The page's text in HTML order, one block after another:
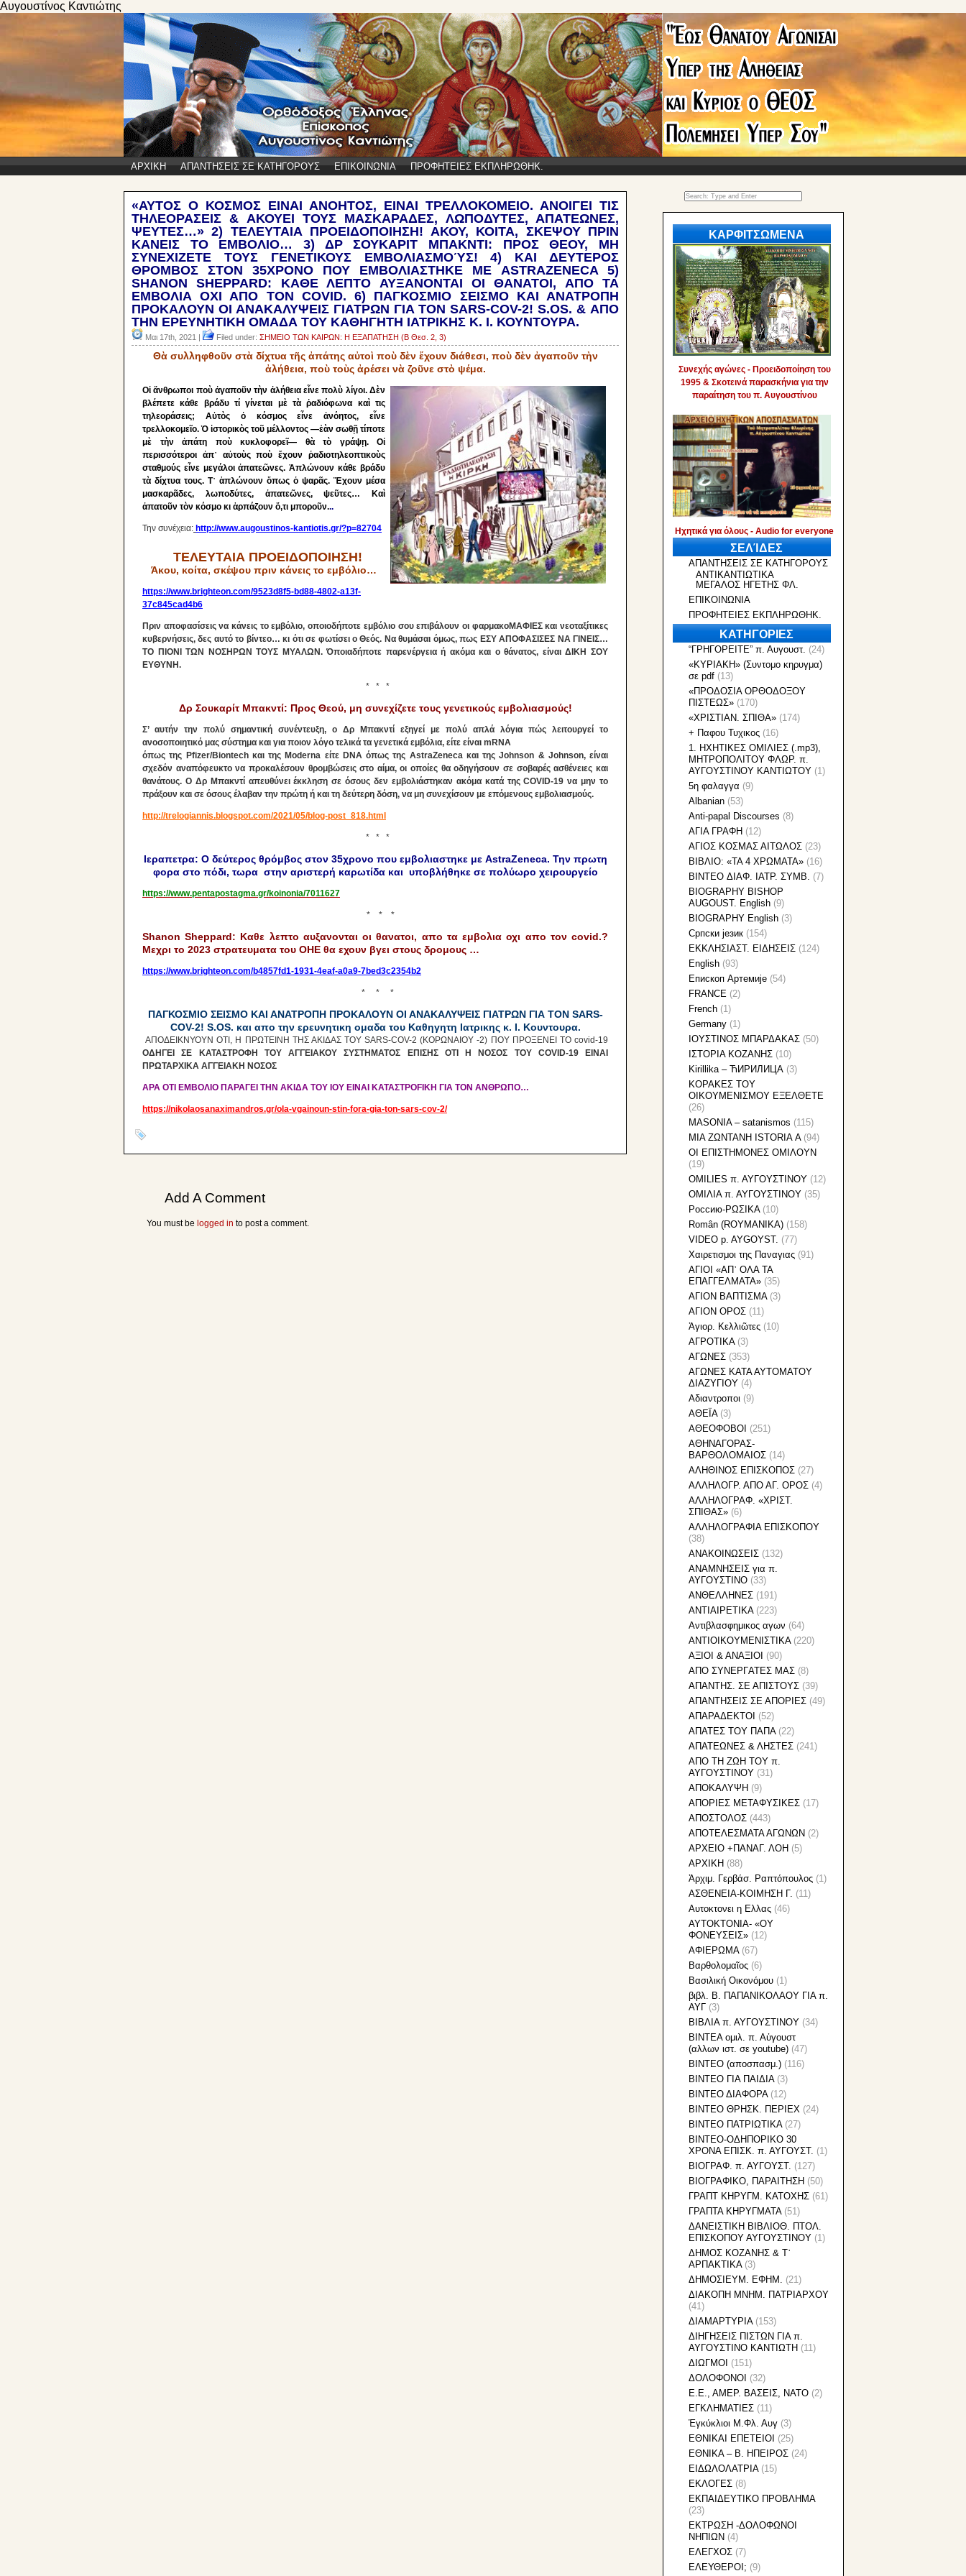
Αυγουστίνος Καντιώτης
ΑΡΧΙΚΗ ΑΠΑΝΤΗΣΕΙΣ ΣΕ ΚΑΤΗΓΟΡΟΥΣ ΕΠΙΚΟΙΝΩΝΙΑ ΠΡΟΦΗΤΕΙΕΣ ΕΚΠΛΗΡΩΘΗΚ.
ΚΑΡΦΙΤΣΩΜΕΝΑ
Συνεχής αγώνες - Προειδοποίηση του
1995 & Σκοτεινά παρασκήνια για την
παραίτηση του π. Αυγουστίνου
Ηχητικά για όλους - Audio for everyone
ΣΕΛΊΔΕΣ
ΑΠΑΝΤΗΣΕΙΣ ΣΕ ΚΑΤΗΓΟΡΟΥΣ
ΑΝΤΙΚΑΝΤΙΩΤΙΚΑ
ΜΕΓΑΛΟΣ ΗΓΕΤΗΣ ΦΛ.
ΕΠΙΚΟΙΝΩΝΙΑ
ΠΡΟΦΗΤΕΙΕΣ ΕΚΠΛΗΡΩΘΗΚ.
ΚΑΤΗΓΟΡΙΕΣ
“ΓΡΗΓΟΡΕΙΤΕ” π. Αυγουστ. (24)
«KΥΡΙΑΚΗ» (Συντομο κηρυγμα)
σε pdf (13)
«ΠΡΟΔΟΣΙΑ ΟΡΘΟΔΟΞΟΥ
ΠΙΣΤΕΩΣ» (170)
«ΧΡΙΣΤΙΑΝ. ΣΠΙΘΑ» (174)
+ Παφου Τυχικος (16)
1. HXHTIKEΣ ΟΜΙΛΙΕΣ (.mp3),
ΜΗΤΡΟΠΟΛΙΤΟΥ ΦΛΩΡ. π.
ΑΥΓΟΥΣΤΙΝΟΥ ΚΑΝΤΙΩΤΟΥ (1)
5η φαλαγγα (9)
Albanian (53)
Anti-papal Discourses (8)
AΓΙΑ ΓΡΑΦΗ (12)
AΓΙΟΣ ΚΟΣΜΑΣ ΑΙΤΩΛΟΣ (23)
BIBΛΙΟ: «ΤΑ 4 ΧΡΩΜΑΤΑ» (16)
BINTEO ΔΙΑΦ. ΙΑΤΡ. ΣΥΜΒ.
(7)
BIOGRAPHY BISHOP
AUGOUST. English (9)
BIOGRAPHY English (3)
Cрпски језик (154)
EKKΛΗΣΙΑΣΤ. ΕΙΔΗΣΕΙΣ (124)
English (93)
Eпископ Артемије (54)
FRANCE (2)
French (1)
Germany (1)
IOYΣΤΙΝΟΣ ΜΠΑΡΔΑΚΑΣ (50)
IΣTOPIA KOZANHΣ (10)
Kirillika – ЋИРИЛИЦА (3)
KOΡΑΚΕΣ ΤΟΥ
ΟΙΚΟΥΜΕΝΙΣΜΟΥ ΕΞΕΛΘΕΤΕ
(26)
MASONIA – satanismos (115)
MIA ZΩNTANH ISTORIA Α(94)
OI EΠIΣTHMONEΣ OMIΛOYN
(19)
OMILIES π. ΑΥΓΟΥΣΤΙΝΟΥ (12)
OMIΛΙΑ π. ΑΥΓΟΥΣΤΙΝΟΥ (35)
Pоссию-ΡΩΣΙΚΑ(10)
Român (ROYMANIKA) (158)
VIDEO p. AYGOYST. (77)
Xαιρετισμοι της Παναγιας (91)
ΑΓΙΟΙ «ΑΠ᾽ ΟΛΑ ΤΑ
ΕΠΑΓΓΕΛΜΑΤΑ» (35)
ΑΓΙΟΝ ΒΑΠΤΙΣΜΑ(3)
ΑΓΙΟΝ ΟΡΟΣ (11)
Ἁγιορ. Κελλιῶτες (10)
ΑΓΡΟΤΙΚΑ(3)
ΑΓΩΝΕΣ (353)
ΑΓΩΝΕΣ ΚΑΤΑ ΑΥΤΟΜΑΤΟΥ
ΔΙΑΖΥΓΙΟΥ (4)
Αδιαντροποι (9)
ΑΘΕΪΑ(3)
ΑΘΕΟΦΟΒΟΙ (251)
ΑΘΗΝΑΓΟΡΑΣ-
ΒΑΡΘΟΛΟΜΑΙΟΣ (14)
ΑΛΗΘΙΝΟΣ ΕΠΙΣΚΟΠΟΣ (27)
ΑΛΛΗΛΟΓΡ. ΑΠΟ ΑΓ. ΟΡΟΣ (4)
ΑΛΛΗΛΟΓΡΑΦ. «ΧΡΙΣΤ.
ΣΠΙΘΑΣ» (6)
ΑΛΛΗΛΟΓΡΑΦΙA ΕΠΙΣΚΟΠΟΥ
(38)
ΑΝΑΚΟΙΝΩΣΕΙΣ (132)
ΑΝΑΜΝΗΣΕΙΣ για π.
ΑΥΓΟΥΣΤΙΝΟ (33)
ΑΝΘΕΛΛΗΝΕΣ (191)
ΑΝΤΙΑΙΡΕΤΙΚΑ(223)
Αντιβλασφημικος αγων (64)
ΑΝΤΙΟΙΚΟΥΜΕΝΙΣΤΙΚΑ(220)
ΑΞΙΟΙ & ΑΝΑΞΙΟΙ (90)
ΑΠO ΣYNEΡΓATEΣ MAΣ (8)
ΑΠΑΝΤΗΣ. ΣΕ ΑΠΙΣΤΟΥΣ (39)
ΑΠΑΝΤΗΣΕΙΣ ΣΕ ΑΠΟΡΙΕΣ (49)
ΑΠΑΡΑΔΕΚΤΟΙ (52)
ΑΠΑΤΕΣ ΤΟΥ ΠΑΠΑ(22)
ΑΠΑΤΕΩΝΕΣ & ΛΗΣΤΕΣ (241)
ΑΠΟ ΤΗ ΖΩΗ ΤΟΥ π.
ΑΥΓΟΥΣΤΙΝΟΥ (31)
ΑΠΟΚΑΛΥΨΗ (9)
ΑΠΟΡΙΕΣ ΜΕΤΑΦΥΣΙΚΕΣ (17)
ΑΠΟΣΤΟΛΟΣ (443)
ΑΠΟΤΕΛΕΣΜΑΤΑ ΑΓΩΝΩΝ (2)
ΑΡΧΕΙΟ +ΠΑΝΑΓ. ΛΟΗ (5)
ΑΡΧΙΚΗ (88)
Ἀρχιμ. Γερβάσ. Ραπτόπουλος (1)
ΑΣΘΕΝΕΙΑ-ΚΟΙΜΗΣΗ Γ. (11)
Αυτοκτονει η Ελλας (46)
ΑΥΤΟΚΤΟΝΙΑ- «ΟΥ
ΦΟΝΕΥΣΕΙΣ» (12)
ΑΦΙΕΡΩΜΑ(67)
Βαρθολομαῖος (6)
Βασιλική Οικονόμου (1)
βιβλ. Β. ΠΑΠΑΝΙΚΟΛΑΟΥ ΓΙΑ π.
ΑΥΓ (3)
ΒΙΒΛΙΑ π. ΑΥΓΟΥΣΤΙΝΟΥ (34)
ΒΙΝΤΕΑ ομιλ. π. Αὐγουστ
(αλλων ιστ. σε youtube) (47)
ΒΙΝΤΕΟ (αποσπασμ.) (116)
ΒΙΝΤΕΟ ΓΙΑ ΠΑΙΔΙΑ(3)
ΒΙΝΤΕΟ ΔΙΑΦΟΡΑ(12)
ΒΙΝΤΕΟ ΘΡΗΣΚ. ΠΕΡΙΕΧ (24)
ΒΙΝΤΕΟ ΠΑΤΡΙΩΤΙΚΑ(27)
ΒΙΝΤΕΟ-ΟΔΗΠΟΡΙΚΟ 30
ΧΡΟΝΑ ΕΠΙΣΚ. π. ΑΥΓΟΥΣΤ. (1)
ΒΙΟΓΡΑΦ. π. ΑΥΓΟΥΣΤ. (127)
ΒΙΟΓΡΑΦΙΚΟ, ΠΑΡΑΙΤΗΣΗ (50)
ΓΡΑΠΤ ΚΗΡΥΓΜ. ΚΑΤΟΧΗΣ (61)
ΓΡΑΠΤΑ ΚΗΡΥΓΜΑΤΑ(51)
ΔΑΝΕΙΣΤΙΚΗ ΒΙΒΛΙΟΘ. ΠΤΟΛ.
ΕΠΙΣΚΟΠΟΥ ΑΥΓΟΥΣΤΙΝΟΥ (1)
ΔΗΜΟΣ ΚΟΖΑΝΗΣ & Τ᾽
ΑΡΠΑΚΤΙΚΑ(3)
ΔΗΜΟΣΙΕΥΜ. ΕΦΗΜ.
(21)
ΔΙΑΚΟΠΗ ΜΝΗΜ. ΠΑΤΡΙΑΡΧΟΥ
(41)
ΔΙΑΜΑΡΤΥΡΙΑ(153)
ΔΙΗΓΗΣΕΙΣ ΠΙΣΤΩΝ ΓΙΑ π.
ΑΥΓΟΥΣΤΙΝΟ ΚΑΝΤΙΩΤΗ (11)
ΔΙΩΓΜΟΙ (151)
ΔΟΛΟΦΟΝΟΙ (32)
Ε.Ε., ΑΜΕΡ. ΒΑΣΕΙΣ, ΝΑΤΟ (2)
ΕΓΚΛΗΜΑΤΙΕΣ (11)
Ἐγκύκλιοι Μ.Φλ. Αυγ (3)
ΕΘΝΙΚAI ΕΠΕΤΕΙΟΙ (25)
ΕΘΝΙΚΑ – Β. ΗΠΕΙΡΟΣ (24)
ΕΙΔΩΛΟΛΑΤΡΙΑ(15)
ΕΚΛΟΓΕΣ (8)
ΕΚΠΑΙΔΕΥΤΙΚΟ ΠΡΟΒΛΗΜΑ
(23)
ΕΚΤΡΩΣΗ -ΔΟΛΟΦΩΝΟΙ
ΝΗΠΙΩΝ (4)
ΕΛΕΓΧΟΣ (7)
ΕΛΕΥΘΕΡΟΙ; (9)
«ΑΥΤΟΣ Ο ΚΟΣΜΟΣ ΕΙΝΑΙ ΑΝΟΗΤΟΣ, ΕΙΝΑΙ ΤΡΕΛΛΟΚΟΜΕΙΟ. ΑΝΟΙΓΕΙ ΤΙΣ
ΤΗΛΕΟΡΑΣΕΙΣ & ΑΚΟΥΕΙ ΤΟΥΣ ΜΑΣΚΑΡΑΔΕΣ, ΛΩΠΟΔΥΤΕΣ, ΑΠΑΤΕΩΝΕΣ,
ΨΕΥΤΕΣ…» 2) ΤΕΛΕΥΤΑΙΑ ΠΡΟΕΙΔΟΠΟΙΗΣΗ! ΑΚΟΥ, ΚΟΙΤΑ, ΣΚΕΨΟΥ ΠΡΙΝ
ΚΑΝΕΙΣ ΤΟ ΕΜΒΟΛΙΟ… 3) ΔΡ ΣΟΥΚΑΡΙΤ ΜΠΑΚΝΤΙ: ΠΡΟΣ ΘΕΟΥ, ΜΗ
ΣΥΝΕΧΙΖΕΤΕ ΤΟΥΣ ΓΕΝΕΤΙΚΟΥΣ ΕΜΒΟΛΙΑΣΜΟΎΣ! 4) ΚΑΙ ΔΕΥΤΕΡΟΣ
ΘΡΟΜΒΟΣ ΣΤΟΝ 35ΧΡΟΝΟ ΠΟΥ ΕΜΒΟΛΙΑΣΤΗΚΕ ΜΕ ASTRAZENECA 5)
SHANON SHEPPARD: ΚΑΘΕ ΛΕΠΤΟ ΑΥΞΑΝΟΝΤΑΙ ΟΙ ΘΑΝΑΤΟΙ, ΑΠΟ ΤΑ
ΕΜΒΟΛΙΑ ΟΧΙ ΑΠΟ ΤΟΝ COVID. 6) ΠΑΓΚΟΣΜΙΟ ΣΕΙΣΜΟ ΚΑΙ ΑΝΑΤΡΟΠΗ
ΠΡΟΚΑΛΟΥΝ ΟΙ ΑΝΑΚΑΛΥΨΕΙΣ ΓΙΑΤΡΩΝ ΓΙΑ ΤΟΝ SARS-COV-2! S.OS. & ΑΠΟ
ΤΗΝ ΕΡΕΥΝΗΤΙΚΗ ΟΜΑΔΑ ΤΟΥ ΚΑΘΗΓΗΤΗ ΙΑΤΡΙΚΗΣ Κ. Ι. ΚΟΥΝΤΟΥΡΑ.
Μαι 17th, 2021 | Filed under: ΣΗΜΕΙΟ ΤΩΝ ΚΑΙΡΩΝ: Η ΕΞΑΠΑΤΗΣΗ (Β Θεσ. 2, 3)
Θὰ συλληφθοῦν στὰ δίχτυα τῆς ἀπάτης αὐτοὶ ποὺ δὲν ἔχουν διάθεσι, ποὺ δὲν ἀγαποῦν τὴν
ἀλήθεια, ποὺ τοὺς ἀρέσει νὰ ζοῦνε στὸ ψέμα.
Οἱ ἄνθρωποι ποὺ ἀγαποῦν τὴν ἀλήθεια εἶνε πολὺ λίγοι. Δὲν
βλέπετε κάθε βράδυ τί γίνεται μὲ τὰ ῥαδιόφωνα καὶ τις
τηλεοράσεις; Αὐτὸς ὁ κόσμος εἶνε ἀνόητος, εἶνε
τρελλοκομεῖο. Ὁ ἱστορικὸς τοῦ μέλλοντος ―ἐὰν σωθῇ τίποτε
μὲ τὴν ἀπάτη ποὺ κυκλοφορεῖ― θὰ τὸ γράψῃ. Οἱ
περισσότεροι ἀπ᾿ αὐτοὺς ποὺ ἔχουν ῥαδιοτηλεοπτικοὺς
σταθμούς εἶνε μεγάλοι ἀπατεῶνες. Ἁπλώνουν κάθε βράδυ
τὰ δίχτυα τους. Τ᾿ ἁπλώνουν ὅπως ὁ ψαρᾶς. Ἔχουν μέσα
μασκαρᾶδες, λωποδύτες, ἀπατεῶνες, ψεῦτες… Καὶ
ἀπατοῦν τὸν κόσμο κι ἁρπάζουν ὅ,τι μποροῦν...
Την συνέχεια: http://www.augoustinos-kantiotis.gr/?p=82704
ΤΕΛΕΥΤΑΙΑ ΠΡΟΕΙΔΟΠΟΙΗΣΗ!
Άκου, κοίτα, σκέψου πριν κάνεις το εμβόλιο…
https://www.brighteon.com/9523d8f5-bd88-4802-a13f-
37c845cad4b6
Πριν αποφασίσεις να κάνεις το εμβόλιο, οποιοδήποτε εμβόλιο σου επιβάλουν οι φαρμακοΜΑΦΙΕΣ και νεοταξίτικες
κυβερνήσεις, δες αυτό το βίντεο… κι ότι σε φωτίσει ο Θεός. Να θυμάσαι όμως, πως ΕΣΥ ΑΠΟΦΑΣΙΣΕΣ ΝΑ ΓΙΝΕΙΣ…
ΤΟ ΠΙΟΝΙ ΤΩΝ ΝΟΣΗΡΩΝ ΤΟΥΣ ΜΥΑΛΩΝ. Όποιαδήποτε παρενέργεια ή ακόμα και ο θάνατος, είναι ΔΙΚΗ ΣΟΥ
ΕΥΘΥΝΗ.
* * *
Δρ Σουκαρίτ Μπακντί: Προς Θεού, μη συνεχίζετε τους γενετικούς εμβολιασμούς!
Σ’ αυτήν την πολύ σημαντική συνέντευξη, ο Δρ Μπακντί εξηγεί με πολύ απλά λόγια πώς λειτουργεί το
ανοσοποιητικό μας σύστημα και για ποιον λόγο τελικά τα γενετικά εμβόλια, είτε είναι mRNA
όπως της Pfizer/Biontech και της Moderna είτε DNA όπως της AstraZeneca και της Johnson & Johnson, είναι
σχεδόν αναπόφευκτο να προκαλέσουν θρομβώσεις στο αίμα, οι οποίες θα οδηγήσουν σε σοβαρές ασθένειες και
θανάτους. Ο Δρ Μπακντί απευθύνει έκκληση σε όσους δεν εμβολιάστηκαν ακόμα κατά της COVID-19 να μην το
πράξουν και σε όσους έλαβαν την πρώτη ή και τη δεύτερη δόση, να μη συνεχίσουν με επόμενους εμβολιασμούς.
http://trelogiannis.blogspot.com/2021/05/blog-post_818.html
* * *
Ιεραπετρα: O δεύτερος θρόμβος στον 35χρονο που εμβολιαστηκε με AstraZeneca. Την πρωτη
φορα στο πόδι, τωρα στην αριστερή καρωτίδα και υποβλήθηκε σε πολύωρο χειρουργείο
https://www.pentapostagma.gr/koinonia/7011627
* * *
Shanon Sheppard: Καθε λεπτο αυξανονται οι θανατοι, απο τα εμβολια οχι απο τον covid.?
Μεχρι το 2023 στρατευματα του ΟΗΕ θα εχουν βγει στους δρομους …
https://www.brighteon.com/b4857fd1-1931-4eaf-a0a9-7bed3c2354b2
* * *
ΠΑΓΚΟΣΜΙΟ ΣΕΙΣΜΟ ΚΑΙ ΑΝΑΤΡΟΠΗ ΠΡΟΚΑΛΟΥΝ ΟΙ ΑΝΑΚΑΛΥΨΕΙΣ ΓΙΑΤΡΩΝ ΓΙΑ ΤΟΝ SARS-
COV-2! S.OS. και απο την ερευνητικη ομαδα του Καθηγητη Ιατρικης κ. Ι. Κουντουρα.
ΑΠΟΔΕΙΚΝΥΟΥΝ ΟΤΙ, Η ΠΡΩΤΕΙΝΗ ΤΗΣ ΑΚΙΔΑΣ ΤΟΥ SARS-COV-2 (ΚΟΡΩΝΑΙΟΥ -2) ΠΟΥ ΠΡΟΞΕΝΕΙ ΤΟ covid-19
ΟΔΗΓΕΙ ΣΕ ΚΑΤΑΣΤΡΟΦΗ ΤΟΥ ΑΓΓΕΙΑΚΟΥ ΣΥΣΤΗΜΑΤΟΣ ΕΠΙΣΗΣ ΟΤΙ Η ΝΟΣΟΣ TOY COVID-19 ΕΙΝΑΙ
ΠΡΩΤΑΡΧΙΚΑ ΑΓΓΕΙΑΚΗ ΝΟΣΟΣ
ΑΡΑ ΟΤΙ ΕΜΒΟΛΙΟ ΠΑΡΑΓΕΙ ΤΗΝ ΑΚΙΔΑ ΤΟΥ ΙΟΥ ΕΙΝΑΙ ΚΑΤΑΣΤΡOFIKH ΓΙΑ ΤΟΝ ΑΝΘΡΩΠΟ…
https://nikolaosanaximandros.gr/ola-vgainoun-stin-fora-gia-ton-sars-cov-2/
Add A Comment
You must be logged in to post a comment.